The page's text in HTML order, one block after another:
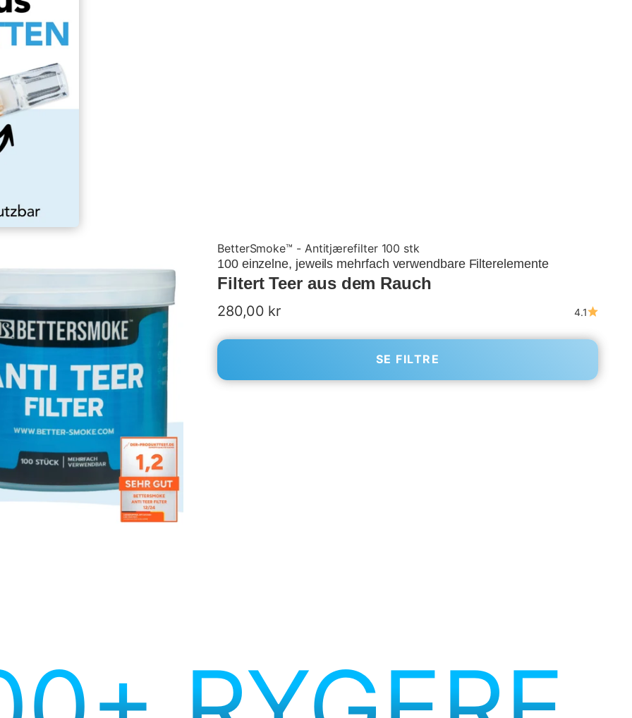
BetterSmoke™ - Antitjærefilter 100 stk
100 einzelne, jeweils mehrfach verwendbare Filterelemente
Filtert Teer aus dem Rauch
Salgspris
280,00 kr 4.1
SE FILTRE